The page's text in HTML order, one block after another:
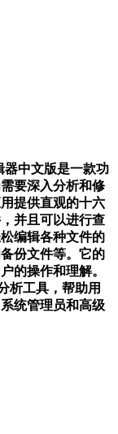
器中文版是一款功
要深入分析和修
提供直观的十六
并且可以进行查
编辑各种文件的
份文件等。它的
的操作和理解。
析工具，帮助用
统管理员和高级